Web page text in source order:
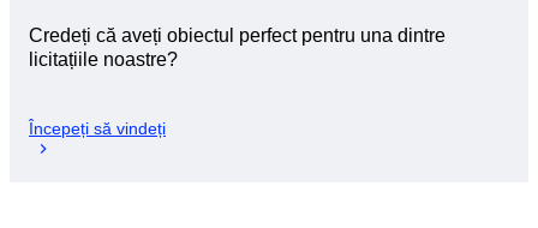
Credeți că aveți obiectul perfect pentru una dintre
licitațiile noastre?
Începeți să vindeți